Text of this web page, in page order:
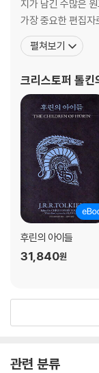
지가 남긴 수많은
가장 중요한 편집자
『끝나지 않은 이야
996), 『후린의 아이
작품들이 크
펼쳐보기
크리스토퍼 톨킨
후린의 아이들
31,840원
관련 분류